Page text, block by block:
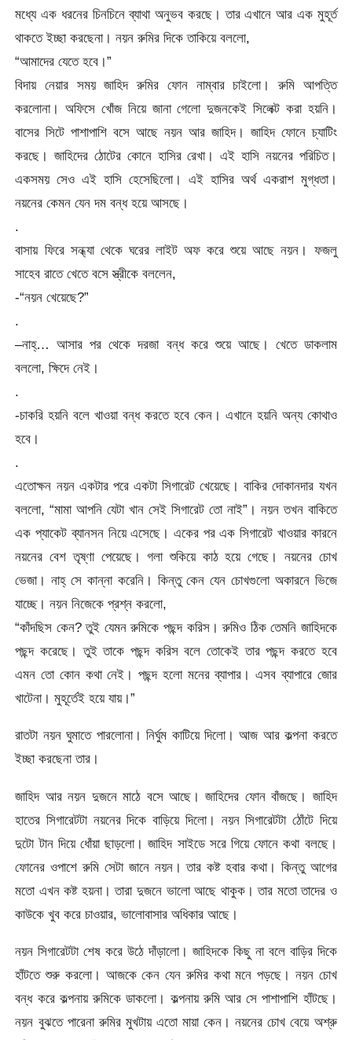
মধ্যে এক ধরনের চিনচিনে ব্যাথা অনুভব করছে। তার এখানে আর এক মুহূর্ত
থাকতে ইচ্ছা করছেনা। নয়ন রুমির দিকে তাকিয়ে বললো,
“আমাদের যেতে হবে।”
বিদায় নেয়ার সময় জাহিদ রুমির ফোন নাম্বার চাইলো। রুমি আপত্তি
করলোনা। অফিসে খোঁজ নিয়ে জানা গেলো দুজনকেই সিলেক্ট করা হয়নি।
বাসের সিটে পাশাপাশি বসে আছে নয়ন আর জাহিদ। জাহিদ ফোনে চ্যাটিং
করছে। জাহিদের ঠোটের কোনে হাসির রেখা। এই হাসি নয়নের পরিচিত।
একসময় সেও এই হাসি হেসেছিলো। এই হাসির অর্থ একরাশ মুগ্ধতা।
নয়নের কেমন যেন দম বন্ধ হয়ে আসছে।
.
বাসায় ফিরে সন্ধ্যা থেকে ঘরের লাইট অফ করে শুয়ে আছে নয়ন। ফজলু
সাহেব রাতে খেতে বসে স্ত্রীকে বললেন,
-“নয়ন খেয়েছে?”
.
–নাহ্… আসার পর থেকে দরজা বন্ধ করে শুয়ে আছে। খেতে ডাকলাম
বললো, ক্ষিদে নেই।
.
-চাকরি হয়নি বলে খাওয়া বন্ধ করতে হবে কেন। এখানে হয়নি অন্য কোথাও
হবে।
.
এতোক্ষন নয়ন একটার পরে একটা সিগারেট খেয়েছে। বাকির দোকানদার যখন
বললো, “মামা আপনি যেটা খান সেই সিগারেট তো নাই”। নয়ন তখন বাকিতে
এক প্যাকেট ব্যানসন নিয়ে এসেছে। একের পর এক সিগারেট খাওয়ার কারনে
নয়নের বেশ তৃষ্ণা পেয়েছে। গলা শুকিয়ে কাঠ হয়ে গেছে। নয়নের চোখ
ভেজা। নাহ্ সে কান্না করেনি। কিন্তু কেন যেন চোখগুলো অকারনে ভিজে
যাচ্ছে। নয়ন নিজেকে প্রশ্ন করলো,
“কাঁদছিস কেন? তুই যেমন রুমিকে পছন্দ করিস। রুমিও ঠিক তেমনি জাহিদকে
পছন্দ করেছে। তুই তাকে পছন্দ করিস বলে তোকেই তার পছন্দ করতে হবে
এমন তো কোন কথা নেই। পছন্দ হলো মনের ব্যাপার। এসব ব্যাপারে জোর
খাটেনা। মুহূর্তেই হয়ে যায়।”
রাতটা নয়ন ঘুমাতে পারলোনা। নির্ঘুম কাটিয়ে দিলো। আজ আর কল্পনা করতে
ইচ্ছা করছেনা তার।
জাহিদ আর নয়ন দুজনে মাঠে বসে আছে। জাহিদের ফোন বাঁজছে। জাহিদ
হাতের সিগারেটটা নয়নের দিকে বাড়িয়ে দিলো। নয়ন সিগারেটটা ঠোঁটে দিয়ে
দুটো টান দিয়ে ধোঁয়া ছাড়লো। জাহিদ সাইডে সরে গিয়ে ফোনে কথা বলছে।
ফোনের ওপাশে রুমি সেটা জানে নয়ন। তার কষ্ট হবার কথা। কিন্তু আগের
মতো এখন কষ্ট হয়না। তারা দুজনে ভালো আছে থাকুক। তার মতো তাদের ও
কাউকে খুব করে চাওয়ার, ভালোবাসার অধিকার আছে।
নয়ন সিগারেটটা শেষ করে উঠে দাঁড়ালো। জাহিদকে কিছু না বলে বাড়ির দিকে
হাঁটতে শুরু করলো। আজকে কেন যেন রুমির কথা মনে পড়ছে। নয়ন চোখ
বন্ধ করে কল্পনায় রুমিকে ডাকলো। কল্পনায় রুমি আর সে পাশাপাশি হাঁটছে।
নয়ন বুঝতে পারেনা রুমির মুখটায় এতো মায়া কেন। নয়নের চোখ বেয়ে অশ্রু